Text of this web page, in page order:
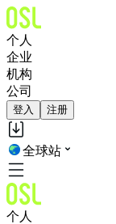
个人
企业
机构
公司
登入 注册
全球站
个人